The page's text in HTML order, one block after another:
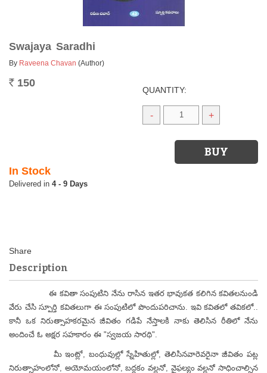
Swajaya Saradhi
By Raveena Chavan (Author)
Rs. 150
QUANTITY:
- +
In Stock
4 - 9 Days
Description
ఈ కవితా సంపుటిని నేను రాసిన ఇతర భావుకత కలిగిన కవితలనుండి
వేరు చేసి స్పూర్తి కవితలుగా ఈ సంపుటిలో పొందుపరిచాను. ఇవి కవితలో తవికలో..
కానీ ఒక నిరుత్సాహకరమైన జీవితం గడిపే నేస్తాలకి నాకు తెలిసిన రీతిలో నేను
అందించే ఓ అక్షర సహకారం ఈ "స్వజయ సారథి".
మీ ఇంట్లో, బంధువుల్లో స్నేహితుల్లో, తెలిసినవారెవరైనా జీవితం పట్ల
నిరుత్సాహంలోనో, అయోమయంలోనో, బద్దకం వల్లనో, వైఫల్యం వల్లనో సాధించాల్సిన